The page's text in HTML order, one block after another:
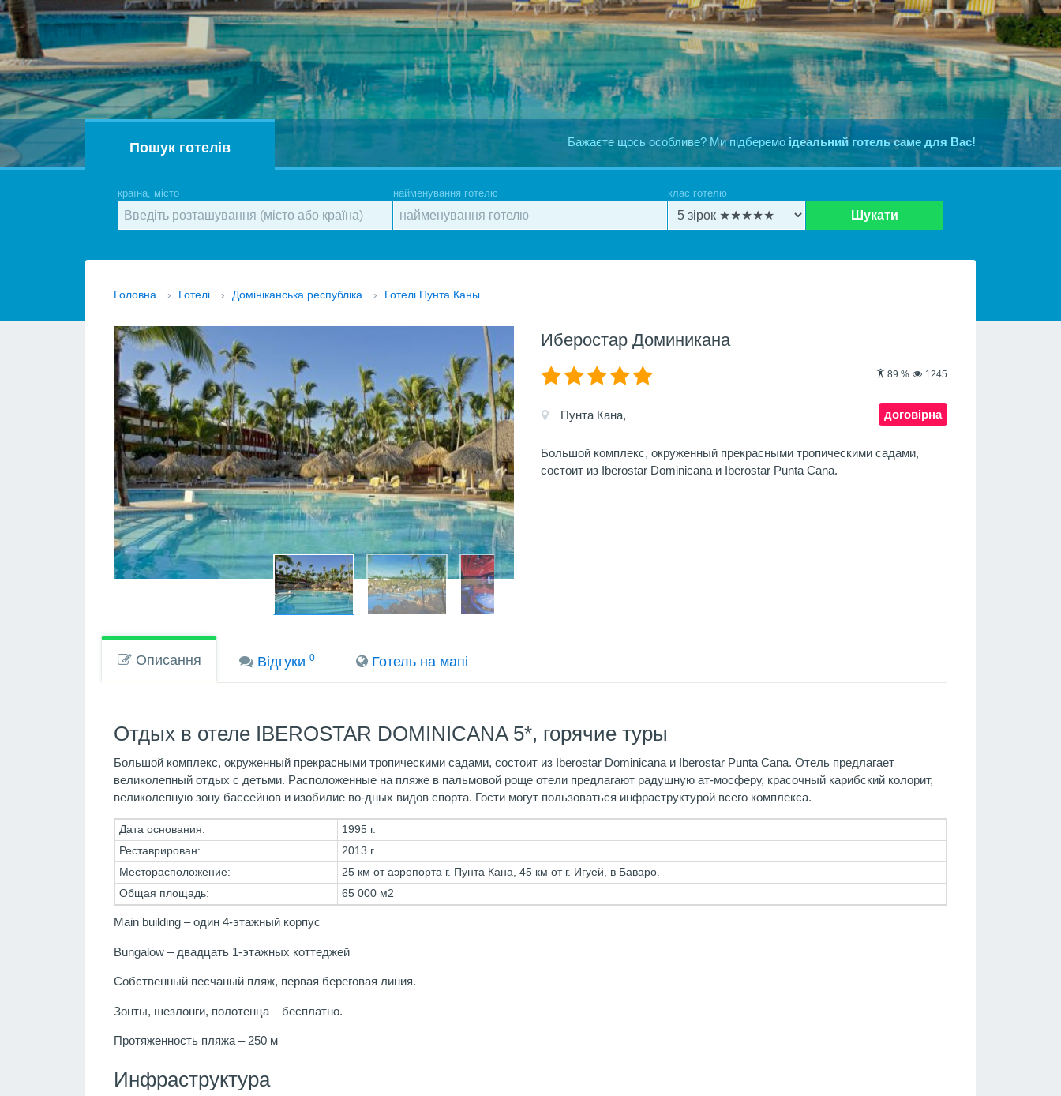
Бажаєте щось особливе? Ми підберемо ідеальний готель саме для Вас!
Пошук готелів
країна, місто найменування готелю клас готелю
Шукати
Головна › Готелі › Домініканська республіка › Готелі Пунта Каны
Иберостар Доминикана
89 % 1245
договірна
Пунта Кана,
Большой комплекс, окруженный прекрасными тропическими садами,
состоит из Iberostar Dominicana и Iberostar Punta Cana.
Описання Вiдгуки0 Готель на мапi
Отдых в отеле IBEROSTAR DOMINICANA 5*, горячие туры
Большой комплекс, окруженный прекрасными тропическими садами, состоит из Iberostar Dominicana и Iberostar Punta Cana. Отель предлагает
великолепный отдых с детьми. Расположенные на пляже в пальмовой роще отели предлагают радушную ат-мосферу, красочный карибский колорит,
великолепную зону бассейнов и изобилие во-дных видов спорта. Гости могут пользоваться инфраструктурой всего комплекса.
Дата основания:
1995 г.
Реставрирован:
2013 г.
Месторасположение:
25 км от аэропорта г. Пунта Кана, 45 км от г. Игуей, в Баваро.
Общая площадь:
65 000 м2
Main building – один 4-этажный корпус
Bungalow – двадцать 1-этажных коттеджей
Собственный песчаный пляж, первая береговая линия.
Зонты, шезлонги, полотенца – бесплатно.
Протяженность пляжа – 250 м
Инфраструктура